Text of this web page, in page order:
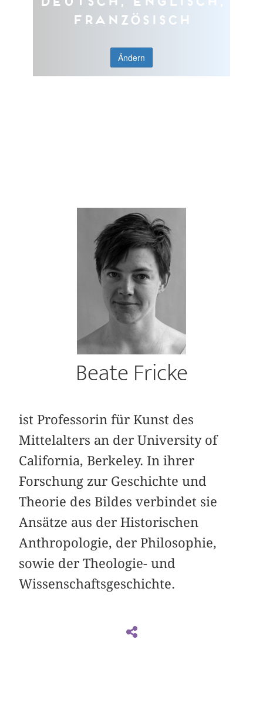
Französisch
Ändern
Beate Fricke
ist Professorin für Kunst des
Mittelalters an der University of
California, Berkeley. In ihrer
Forschung zur Geschichte und
Theorie des Bildes verbindet sie
Ansätze aus der Historischen
Anthropologie, der Philosophie,
sowie der Theologie- und
Wissenschaftsgeschichte.